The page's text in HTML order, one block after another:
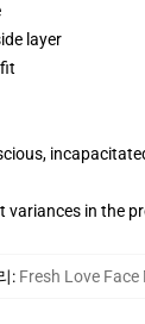
layer
variances in the
: Fresh Love Face